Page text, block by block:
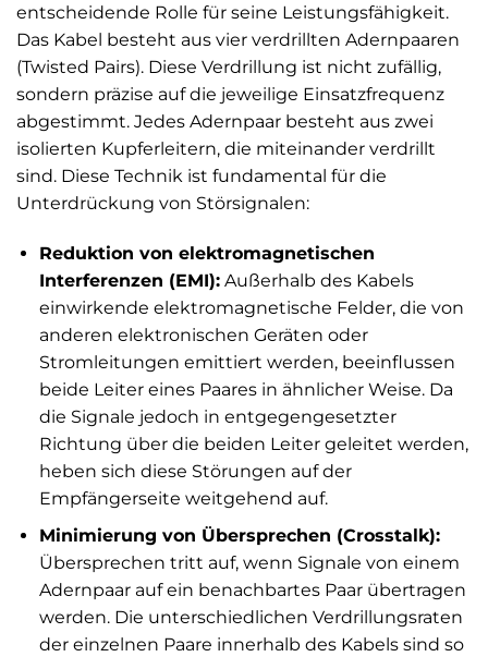
entscheidende Rolle für seine Leistungsfähigkeit.
Das Kabel besteht aus vier verdrillten Adernpaaren
(Twisted Pairs). Diese Verdrillung ist nicht zufällig,
sondern präzise auf die jeweilige Einsatzfrequenz
abgestimmt. Jedes Adernpaar besteht aus zwei
isolierten Kupferleitern, die miteinander verdrillt
sind. Diese Technik ist fundamental für die
Unterdrückung von Störsignalen:
Reduktion von elektromagnetischen
Interferenzen (EMI):Außerhalb des Kabels
einwirkende elektromagnetische Felder, die von
anderen elektronischen Geräten oder
Stromleitungen emittiert werden, beeinflussen
beide Leiter eines Paares in ähnlicher Weise. Da
die Signale jedoch in entgegengesetzter
Richtung über die beiden Leiter geleitet werden,
heben sich diese Störungen auf der
Empfängerseite weitgehend auf.
Minimierung von Übersprechen (Crosstalk):
Übersprechen tritt auf, wenn Signale von einem
Adernpaar auf ein benachbartes Paar übertragen
werden. Die unterschiedlichen Verdrillungsraten
der einzelnen Paare innerhalb des Kabels sind so